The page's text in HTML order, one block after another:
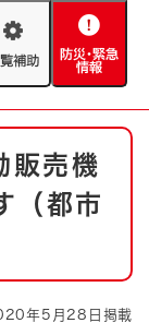
防
緊
情
報
防
箇所
売機
（都市
年5月28日掲載